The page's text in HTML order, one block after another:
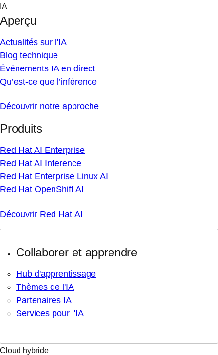
Skip
content
IA
Aperçu
Actualités sur l'IA
Blog technique
Événements IA en direct
Qu’est-ce que l’inférence
Découvrir notre approche
Produits
Red Hat AI Enterprise
Red Hat AI Inference
Red Hat Enterprise Linux AI
Red Hat OpenShift AI
Découvrir Red Hat AI
Collaborer et apprendre
Hub d'apprentissage
Thèmes de l'IA
Partenaires IA
Services pour l'IA
Cloud hybride